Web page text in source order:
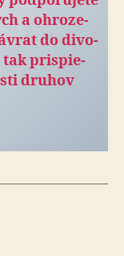
a ohro­ze­
do di­vo­
tak prispie­
druhov